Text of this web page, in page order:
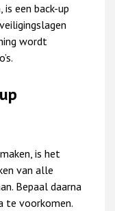
een back-up
wordt
is het
van alle
Bepaal daarna
te voorkomen.